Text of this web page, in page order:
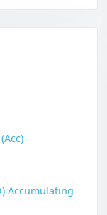
Accumulating